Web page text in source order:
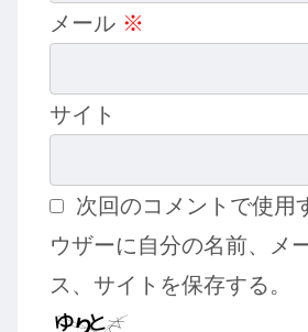
メール ※
サイト
次回のコメントで使用
ウザーに自分の名前、メ
ス、サイトを保存する。